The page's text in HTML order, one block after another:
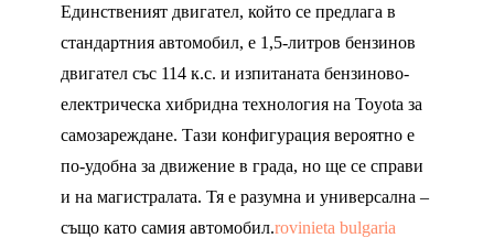
Единственият двигател, който се предлага в
стандартния автомобил, е 1,5-литров бензинов
двигател със 114 к.с. и изпитаната бензиново-
електрическа хибридна технология на Toyota за
самозареждане. Тази конфигурация вероятно е
по-удобна за движение в града, но ще се справи
и на магистралата. Тя е разумна и универсална –
също като самия автомобил.rovinieta bulgaria